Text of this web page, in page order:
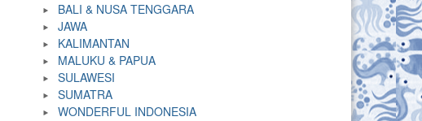
BALI & NUSA TENGGARA
JAWA
KALIMANTAN
MALUKU & PAPUA
SULAWESI
SUMATRA
WONDERFUL INDONESIA